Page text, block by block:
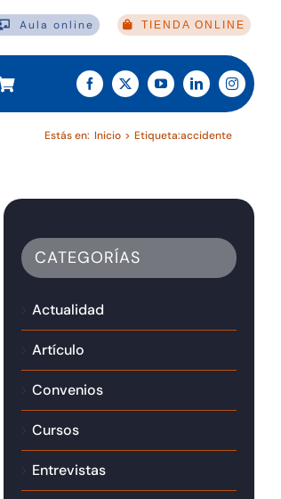
Aula online TIENDA ONLINE
Estás en: Inicio Etiqueta:accidente
CATEGORÍAS
Actualidad
Artículo
Convenios
Cursos
Entrevistas